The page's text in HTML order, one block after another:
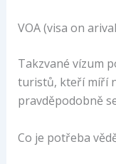
VOA (visa on
Takzvané vízum
turistů, kteří míří
pravděpodobně
Co je potřeba